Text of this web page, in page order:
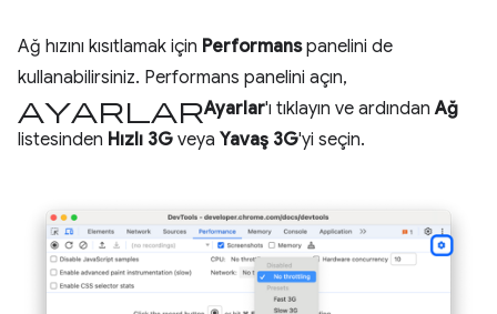
Ağ hızını kısıtlamak için Performanspanelini de
kullanabilirsiniz. Performans panelini açın,
ayarlarAyarlar'ı tıklayın ve ardındanAğ
listesinden Hızlı 3G veya Yavaş 3G'yi seçin.